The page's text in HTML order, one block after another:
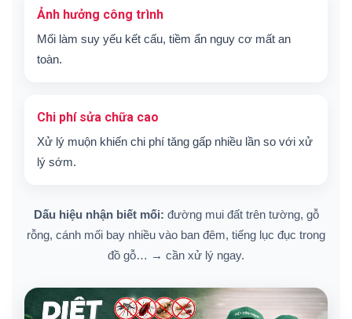
Ảnh hưởng công trình
Mối làm suy yếu kết cấu, tiềm ẩn nguy cơ mất an
toàn.
Chi phí sửa chữa cao
Xử lý muộn khiến chi phí tăng gấp nhiều lần so với xử
lý sớm.
Dấu hiệu nhận biết mối: đường mui đất trên tường, gỗ
rỗng, cánh mối bay nhiều vào ban đêm, tiếng lục đục trong
đồ gỗ… → cần xử lý ngay.